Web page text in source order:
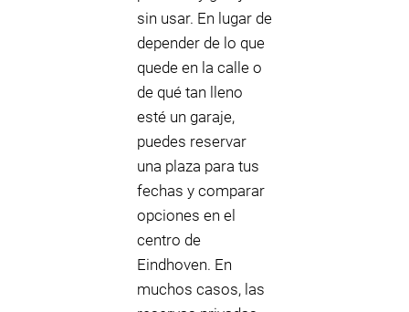
sin usar. En lugar de
depender de lo que
quede en la calle o
de qué tan lleno
esté un garaje,
puedes reservar
una plaza para tus
fechas y comparar
opciones en el
centro de
Eindhoven. En
muchos casos, las